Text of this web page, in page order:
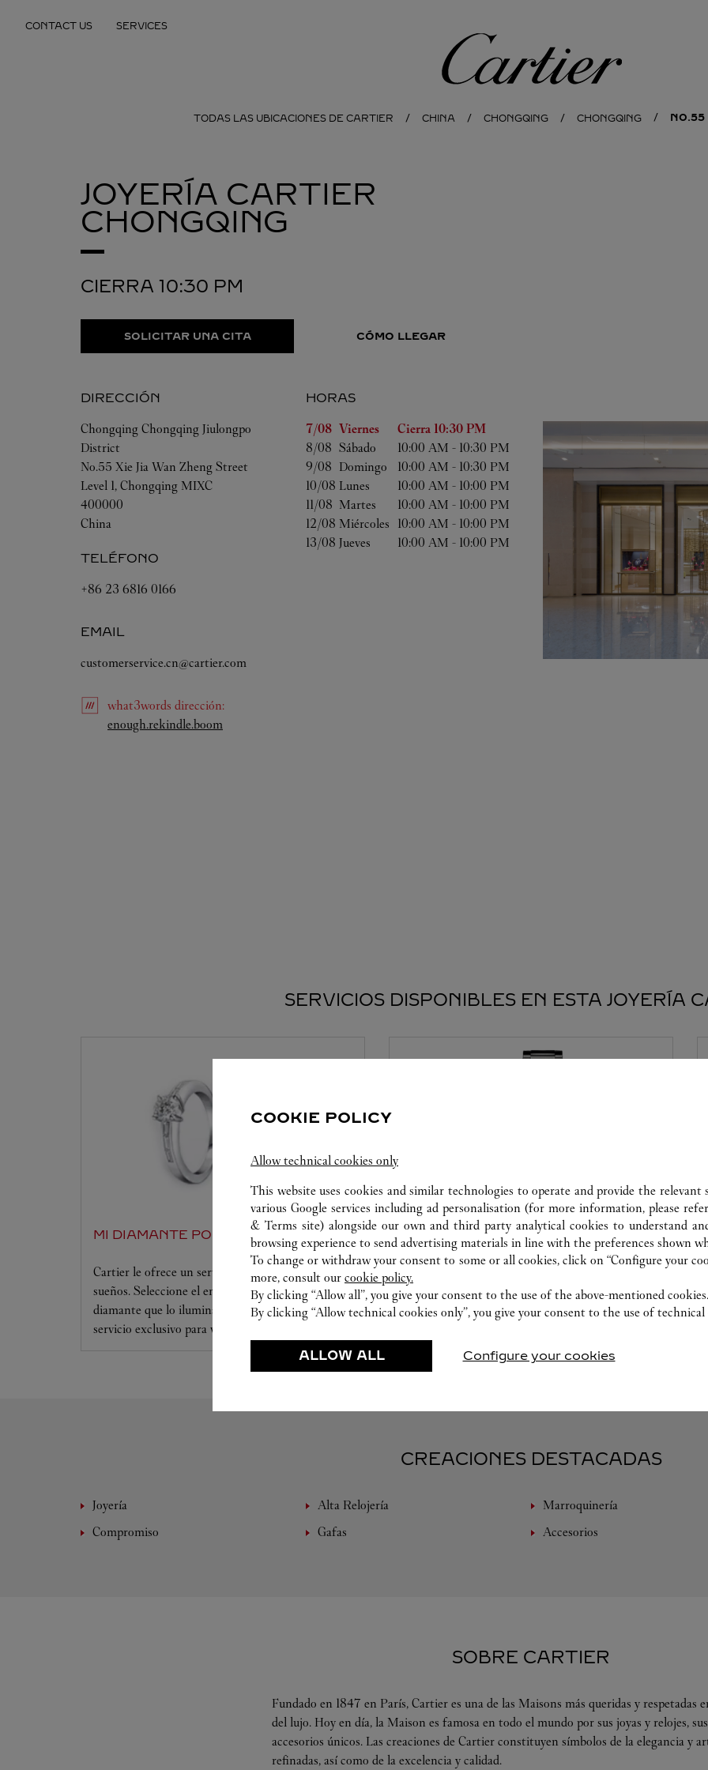
CONTACT US SERVICES
Cartier
TODAS LAS UBICACIONES DE CARTIER CHINA CHONGQING CHONGQING NO.55
JOYERÍA CARTIER
CHONGQING
CIERRA 10:30 PM
SOLICITAR UNA CITA CÓMO LLEGAR
DIRECCIÓN
Chongqing Chongqing Jiulongpo
District
No.55 Xie Jia Wan Zheng Street
Level 1, Chongqing MIXC
400000
China
TELÉFONO
+86 23 6816 0166
EMAIL
customerservice.cn@cartier.com
HORAS
Día de la semana
Horas
7/08 Viernes Cierra 10:30 PM
8/08 Sábado 10:00 AM - 10:30 PM
9/08 Domingo 10:00 AM - 10:30 PM
10/08 Lunes 10:00 AM - 10:00 PM
11/08 Martes 10:00 AM - 10:00 PM
12/08 Miércoles 10:00 AM - 10:00 PM
13/08 Jueves 10:00 AM - 10:00 PM
what3words dirección:
enough.rekindle.boom
SERVICIOS DISPONIBLES EN ESTA JOYERÍA
MI DIAMANTE POR CARTIER
Cartier le ofrece un servicio a la medida de sus
sueños. Seleccione el engaste que desee y el
diamante que lo iluminará. Déjese seducir por este
servicio exclusivo para vivir un momento único.
TALLER DE RELOJERÍA
Nuestro expertos Cartier están a su disposición en
esta boutique para realizar un diagnóstico de sus
creaciones y si es necesario, proceder a un servicio
CREACIONES DESTACADAS
Joyería Alta Relojería Marroquinería
Compromiso
Gafas Accesorios
SOBRE CARTIER
Fundado en 1847 en París, Cartier es una de las Maisons más queridas y respetadas
del lujo. Hoy en día, la Maison es famosa en todo el mundo por sus joyas y relojes,
accesorios únicos. Las creaciones de Cartier constituyen símbolos de la elegancia y
refinadas, así como de la excelencia y calidad.
COOKIE POLICY
Allow technical cookies only
This website uses cookies and similar technologies to operate and provide the relevant
various Google services including ad personalisation (for more information, please
& Terms site) alongside our own and third party analytical cookies to understand
browsing experience to send advertising materials in line with the preferences shown
To change or withdraw your consent to some or all cookies, click on “Configure your
more, consult our cookie policy.
By clicking “Allow all”, you give your consent to the use of the above-mentioned cookies.
By clicking “Allow technical cookies only”, you give your consent to the use of technical
ALLOW ALL Configure your cookies